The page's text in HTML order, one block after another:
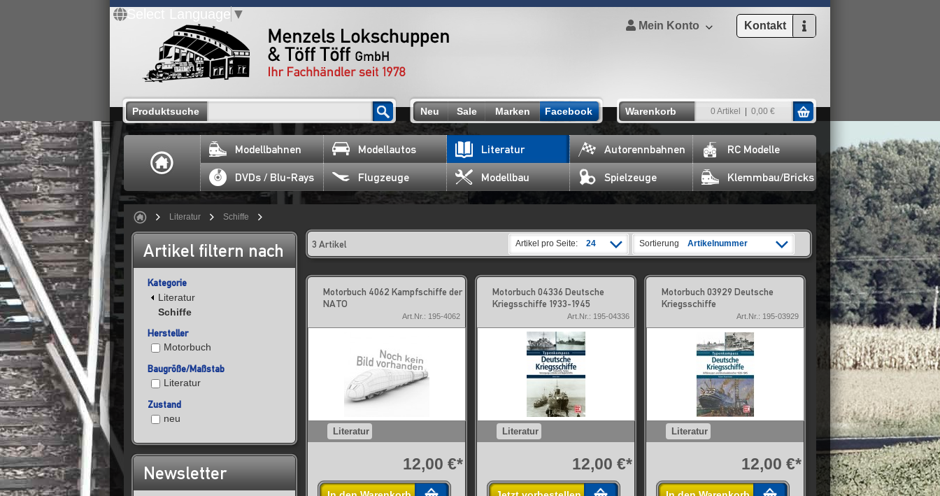
Select Language ▼
Mein Konto Kontakt
Produktsuche Neu Sale Marken Facebook Warenkorb 0 Artikel 0,00 €
Modellbahnen Modellautos Literatur Autorennbahnen RC Modelle
DVDs / Blu-Rays Flugzeuge Modellbau Spielzeuge Klemmbau/Bricks
Literatur Schiffe
Artikel filtern nach
Kategorie
Literatur
Schiffe
Hersteller
Motorbuch
Baugröße/Maßstab
Literatur
Zustand
neu
Newsletter
3 Artikel Artikel pro Seite: 24 Sortierung Artikelnummer
Motorbuch 4062 Kampfschiffe der
NATO
Art.Nr.: 195-4062
Literatur
12,00 €*
Motorbuch 04336 Deutsche
Kriegsschiffe 1933-1945
Art.Nr.: 195-04336
Literatur
12,00 €*
Motorbuch 03929 Deutsche
Kriegsschiffe
Art.Nr.: 195-03929
Literatur
12,00 €*